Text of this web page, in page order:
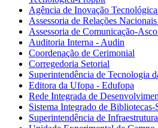
Agência de Inovação
Assessoria de Relações
Assessoria de Comunicação-
Auditoria Interna - Audin
Coordenação de Cerimonial
Corregedoria Setorial
Superintendência de Tecnologia
Editora da Ufopa - Edufopa
Rede Integrada de
Sistema Integrado de
Superintendência de